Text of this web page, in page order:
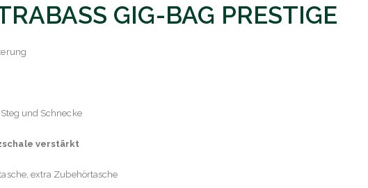
GIG-BAG PRESTIGE
und Schnecke
verstärkt
extra Zubehörtasche